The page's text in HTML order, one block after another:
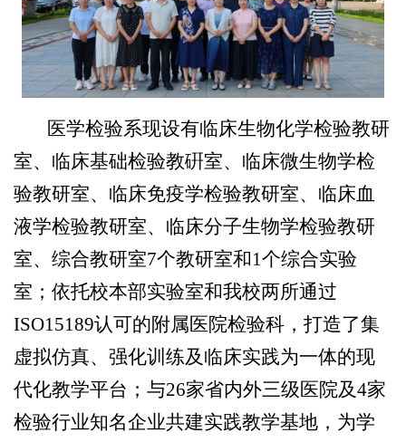
医学检验系现设有临床生物化学检验教研
室、临床基础检验教硏室、临床微生物学检
验教研室、临床免疫学检验教研室、临床血
液学检验教研室、临床分子生物学检验教研
室、综合教研室7个教研室和1个综合实验
室；依托校本部实验室和我校两所通过
ISO15189认可的附属医院检验科，打造了集
虚拟仿真、强化训练及临床实践为一体的现
代化教学平台；与26家省内外三级医院及4家
检验行业知名企业共建实践教学基地，为学